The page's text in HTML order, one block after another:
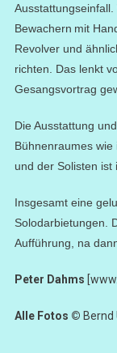
Bewachern mit
Revolver und
richten . Das lenkt
Gesangsvortrag
Die Ausstattung
Bühnenraumes wie
und der Solisten ist
Insgesamt eine
Solodarbietungen.
Aufführung, na
Peter Dahms
Alle Fotos © Bernd